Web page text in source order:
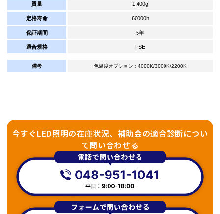
質量 1,400g
定格寿命 60000h
保証期間 5年
適合規格 PSE
備考 色温度オプション：4000K/3000K/2200K
今すぐLED照明の在庫状況、補助金の適合診断につい
て問い合わせる